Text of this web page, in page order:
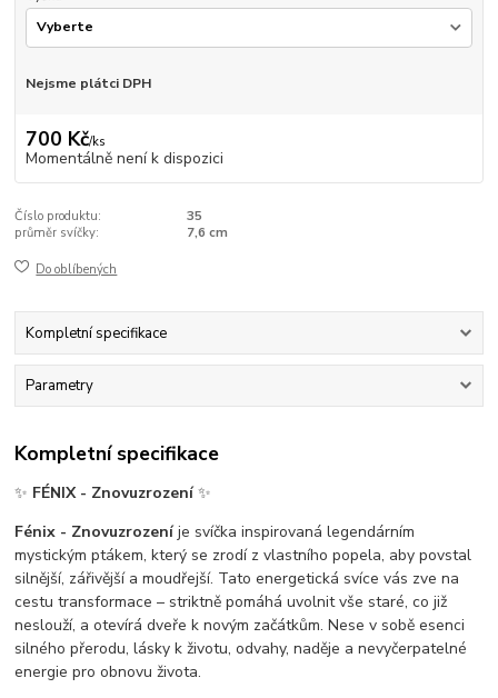
Nejsme plátci DPH
700 Kč/ks
Momentálně není k dispozici
Číslo produktu:
35
průměr svíčky:
7,6 cm
Do oblíbených
Kompletní specifikace
Parametry
Kompletní specifikace
✨ FÉNIX - Znovuzrození✨
Fénix - Znovuzrozeníje svíčka inspirovaná legendárním
mystickým ptákem, který se zrodí z vlastního popela, aby povstal
silnější, zářivější a moudřejší. Tato energetická svíce vás zve na
cestu transformace – striktně pomáhá uvolnit vše staré, co již
neslouží, a otevírá dveře k novým začátkům. Nese v sobě esenci
silného přerodu, lásky k životu, odvahy, naděje a nevyčerpatelné
energie pro obnovu života.